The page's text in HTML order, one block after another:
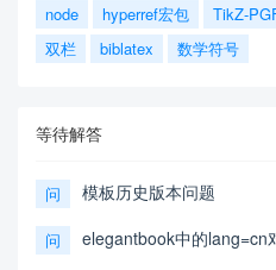
node
hyperref宏包 TikZ-
双栏
biblatex 数学符号
等待解答
问 模板历史版本问题
问 elegantbook中的lang=cn